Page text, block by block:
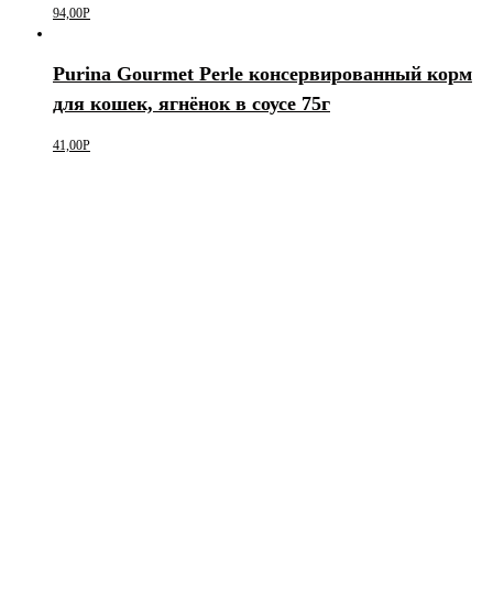
94,00Р
Purina Gourmet Perle консервированный корм
для кошек, ягнёнок в соусе 75г
41,00Р